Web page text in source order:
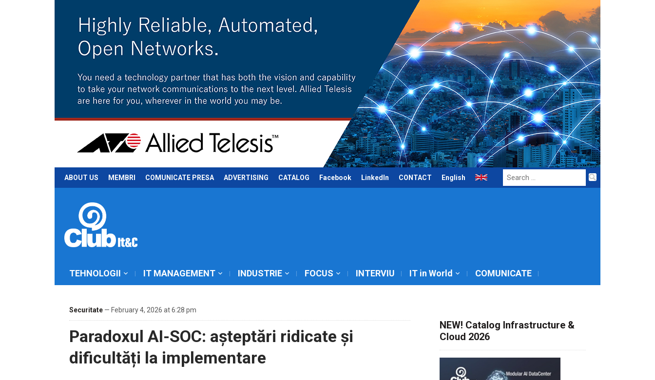
ABOUT US MEMBRI COMUNICATE PRESA ADVERTISING CATALOG Facebook LinkedIn CONTACT English
Search
for:
TEHNOLOGII IT MANAGEMENT INDUSTRIE FOCUS INTERVIU IT in World COMUNICATE
Securitate — February 4, 2026 at 6:28 pm
Paradoxul AI-SOC: așteptări ridicate și
dificultăți la implementare
NEW! Catalog Infrastructure &
Cloud 2026